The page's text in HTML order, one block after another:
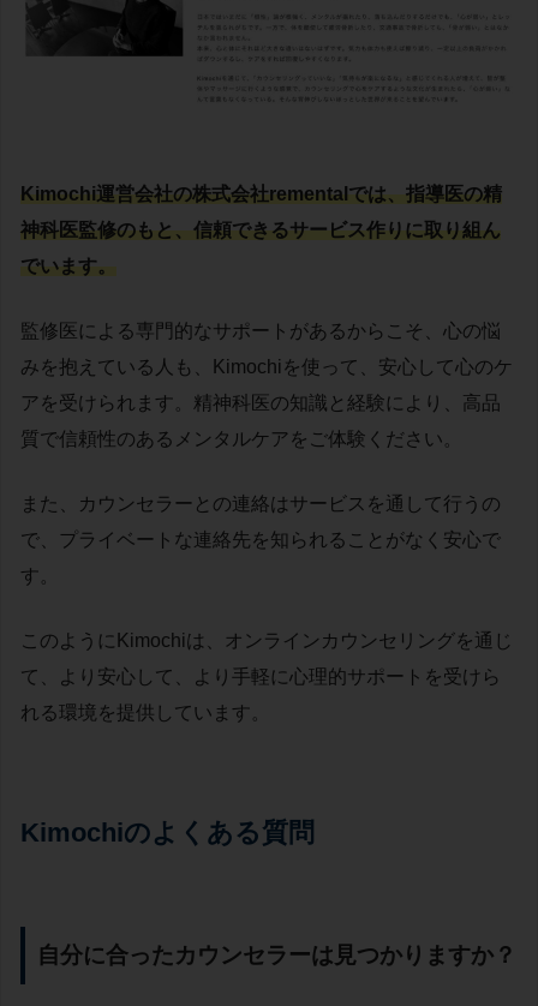
Kimochi運営会社の株式会社rementalでは、指導医の精
神科医監修のもと、信頼できるサービス作りに取り組ん
でいます。
監修医による専門的なサポートがあるからこそ、心の悩
みを抱えている人も、Kimochiを使って、安心して心のケ
アを受けられます。精神科医の知識と経験により、高品
質で信頼性のあるメンタルケアをご体験ください。
また、カウンセラーとの連絡はサービスを通して行うの
で、プライベートな連絡先を知られることがなく安心で
す。
このようにKimochiは、オンラインカウンセリングを通じ
て、より安心して、より手軽に心理的サポートを受けら
れる環境を提供しています。
Kimochiのよくある質問
自分に合ったカウンセラーは見つかりますか？